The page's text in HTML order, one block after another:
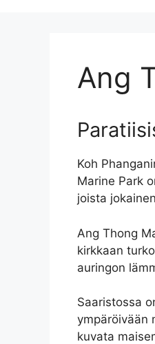
Ang
Koh
Marine Park
joista
Ang Thong
kirkkaan
auringon
Saaristossa
ympäröivään
kuvata